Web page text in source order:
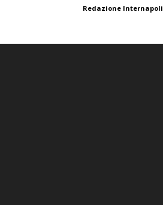
Redazione Internapoli